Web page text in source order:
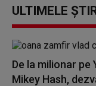
ULTIMELE
De la milionar pe
Mikey Hash,